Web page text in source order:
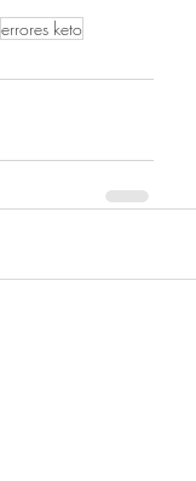
errores keto